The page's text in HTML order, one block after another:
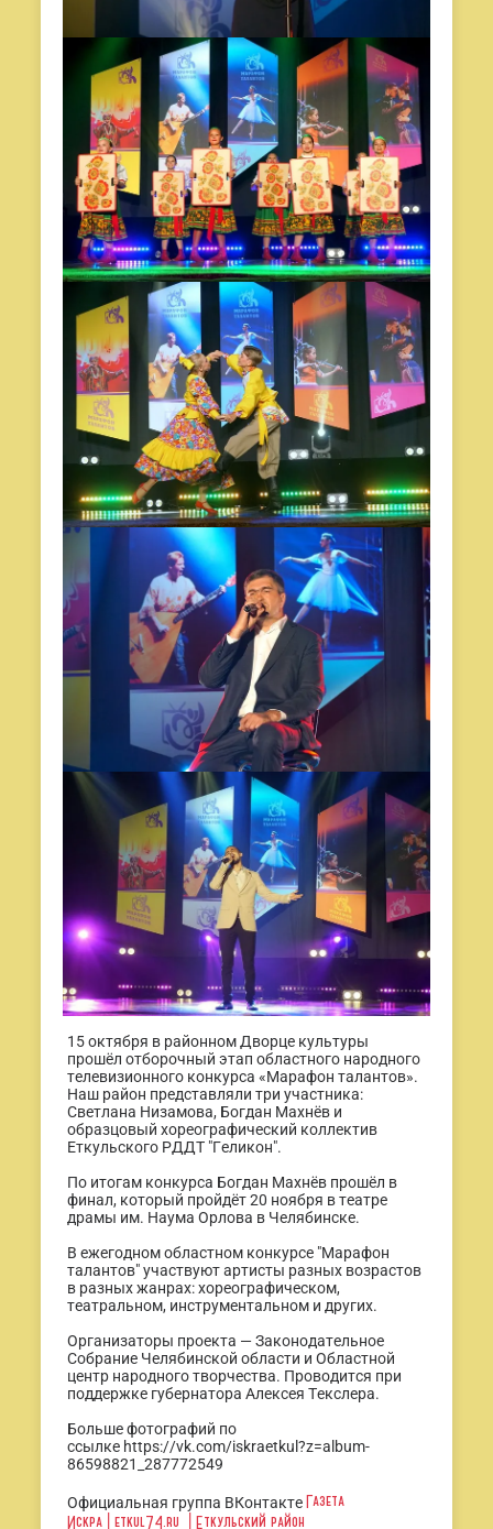
15 октября в районном Дворце культуры
прошёл отборочный этап областного народного
телевизионного конкурса «Марафон талантов».
Наш район представляли три участника:
Светлана Низамова, Богдан Махнёв и
образцовый хореографический коллектив
Еткульского РДДТ "Геликон".
По итогам конкурса Богдан Махнёв прошёл в
финал, который пройдёт 20 ноября в театре
драмы им. Наума Орлова в Челябинске.
В ежегодном областном конкурсе "Марафон
талантов" участвуют артисты разных возрастов
в разных жанрах: хореографическом,
театральном, инструментальном и других.
Организаторы проекта — Законодательное
Собрание Челябинской области и Областной
центр народного творчества. Проводится при
поддержке губернатора Алексея Текслера.
Больше фотографий по
ссылке https://vk.com/iskraetkul?z=album-
86598821_287772549
Официальная группа ВКонтакте Газета
Искра│etkul74.ru │Еткульский район